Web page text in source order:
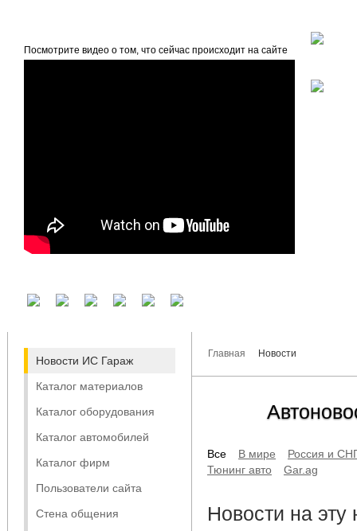
Посмотрите видео о том, что сейчас происходит на сайте
Новости ИС Гараж
Каталог материалов
Каталог оборудования
Каталог автомобилей
Каталог фирм
Пользователи сайта
Стена общения
Главная Новости
Все В мире
Россия и
Тюнинг авто
Gar.ag
Новости на эту